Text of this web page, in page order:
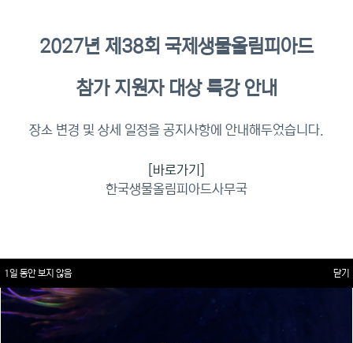
이수증명서 확인 바로가기
2027년 제38회 국제생물올림피아드
참가 지원자 대상 특강 안내
장소 변경 및 상세 일정을 공지사항에 안내해두었습니다.
[바로가기]
한국생물올림피아드사무국
1일 동안 보지 않음 닫기